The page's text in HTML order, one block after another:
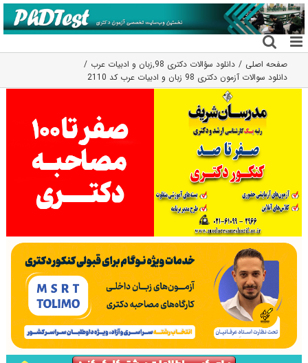
رفتن
به
محتوا
صفحه اصلی دانلود سؤالات دکتری 98 ,زبان و ادبیات عرب
دانلود سوالات آزمون دکتری 98 زبان و ادبیات عرب کد 2110